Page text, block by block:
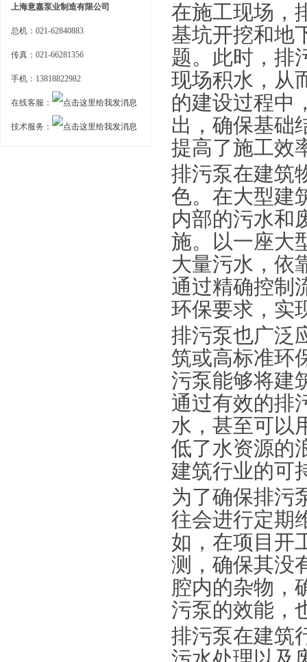
上海意嘉泵业制造有限公司
总机：021-62840883
传真：021-66281356
手机：13818822982
在线客服：
技术服务：
在施工现场，
基坑开挖和地
题。此时，排
现场积水，从
的建设过程中
出，确保基础
提高了施工效
排污泵在建筑
色。在大型建
内部的污水和
施。以一座大
大量污水，依
通过精确控制
环保要求，实
排污泵也广泛
筑或高标准环
污泵能够将建
通过有效的排
水，甚至可以
低了水资源的
建筑行业的可
为了确保排污
往会进行定期
如，在项目开
测，确保其没
腔内的杂物，
污泵的效能，
排污泵在建筑